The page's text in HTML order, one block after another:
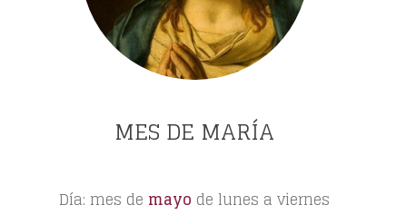
MES DE MARÍA
Día: mes de mayo de lunes a viernes